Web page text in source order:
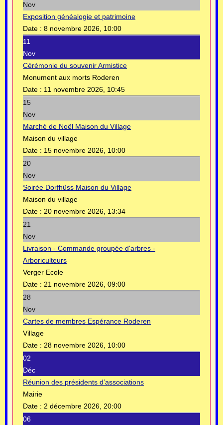
Nov
Exposition généalogie et patrimoine
Date : 8 novembre 2026, 10:00
11
Nov
Cérémonie du souvenir Armistice
Monument aux morts Roderen
Date : 11 novembre 2026, 10:45
15
Nov
Marché de Noël Maison du Village
Maison du village
Date : 15 novembre 2026, 10:00
20
Nov
Soirée Dorfhüss Maison du Village
Maison du village
Date : 20 novembre 2026, 13:34
21
Nov
Livraison - Commande groupée d'arbres -
Arboriculteurs
Verger Ecole
Date : 21 novembre 2026, 09:00
28
Nov
Cartes de membres Espérance Roderen
Village
Date : 28 novembre 2026, 10:00
02
Déc
Réunion des présidents d’associations
Mairie
Date : 2 décembre 2026, 20:00
06